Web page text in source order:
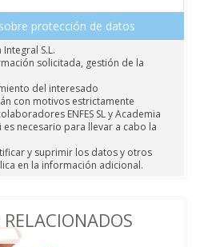
protección de datos
S.L.
solicitada, gestión de la
del interesado
con motivos estrictamente
ENFES SL y Academia
necesario para llevar a cabo la
y suprimir los datos y otros
en la información adicional.
RELACIONADOS